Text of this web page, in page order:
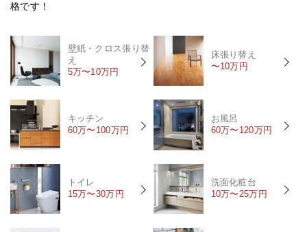
格です！
壁紙・クロス張り替
え
5万〜10万円
床張り替え
〜10万円
キッチン
60万〜100万円
お風呂
60万〜120万円
トイレ
15万〜30万円
洗面化粧台
10万〜25万円